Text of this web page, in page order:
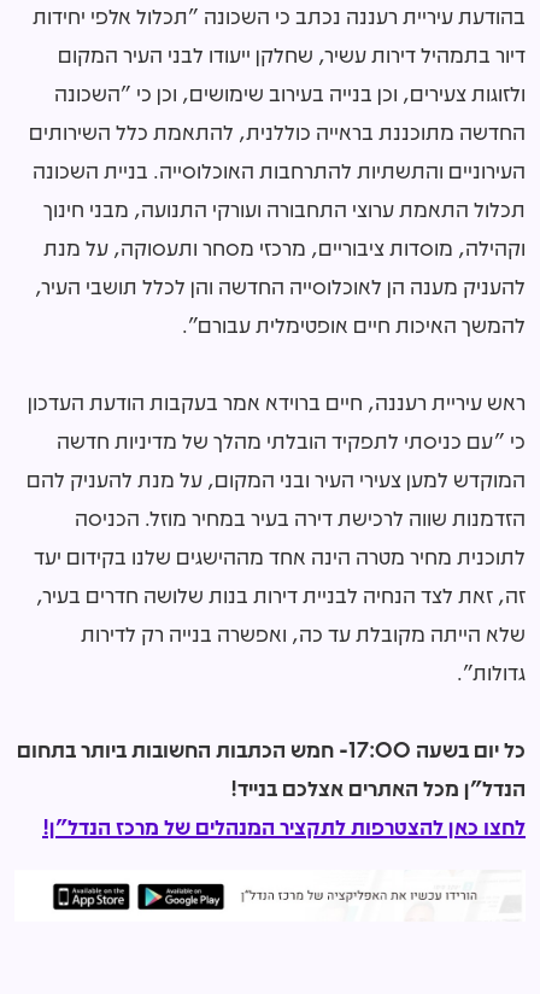
בהודעת עיריית רעננה נכתב כי השכונה "תכלול אלפי יחידות
דיור בתמהיל דירות עשיר, שחלקן ייעודו לבני העיר המקום
ולזוגות צעירים, וכן בנייה בעירוב שימושים, וכן כי "השכונה
החדשה מתוכננת בראייה כוללנית, להתאמת כלל השירותים
העירוניים והתשתיות להתרחבות האוכלוסייה. בניית השכונה
תכלול התאמת ערוצי התחבורה ועורקי התנועה, מבני חינוך
וקהילה, מוסדות ציבוריים, מרכזי מסחר ותעסוקה, על מנת
להעניק מענה הן לאוכלוסייה החדשה והן לכלל תושבי העיר,
להמשך האיכות חיים אופטימלית עבורם".
ראש עיריית רעננה, חיים ברוידא אמר בעקבות הודעת העדכון
כי "עם כניסתי לתפקיד הובלתי מהלך של מדיניות חדשה
המוקדש למען צעירי העיר ובני המקום, על מנת להעניק להם
הזדמנות שווה לרכישת דירה בעיר במחיר מוזל. הכניסה
לתוכנית מחיר מטרה הינה אחד מההישגים שלנו בקידום יעד
זה, זאת לצד הנחיה לבניית דירות בנות שלושה חדרים בעיר,
שלא הייתה מקובלת עד כה, ואפשרה בנייה רק לדירות
גדולות".
כל יום בשעה 17:00- חמש הכתבות החשובות ביותר בתחום
הנדל"ן מכל האתרים אצלכם בנייד!
לחצו כאן להצטרפות לתקציר המנהלים של מרכז הנדל"ן!